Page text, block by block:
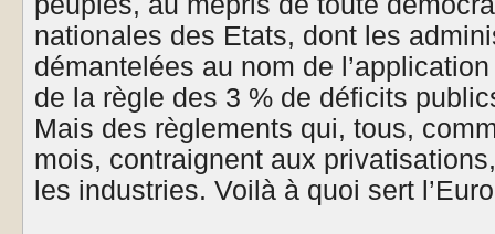
nationales des Etats, dont les
démantelées au nom de
de la règle des 3 % de déficits
Mais des règlements qui, tous,
mois, contraignent aux
les industries. Voilà à quoi sert